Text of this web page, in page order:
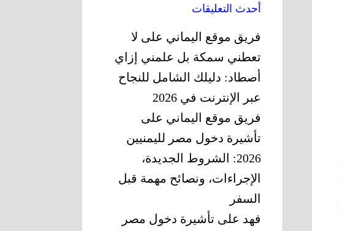
أحدث التعليقات
فريق موقع اليماني على لا
تعطني سمكة بل علمني إزاي
أصطاد: دليلك الشامل للنجاح
عبر الإنترنت في 2026
فريق موقع اليماني على
تأشيرة دخول مصر لليمنيين
2026: الشروط الجديدة،
الإجراءات، ونصائح مهمة قبل
السفر
فهد على تأشيرة دخول مصر